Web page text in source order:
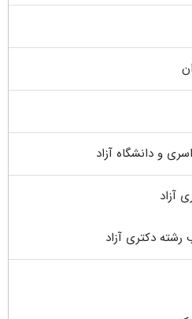
و دانشگاه آزاد
آزاد
دکتری آزاد